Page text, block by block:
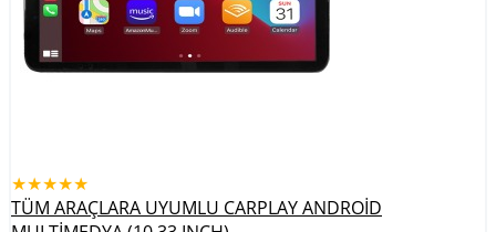
★★★★★
TÜM ARAÇLARA UYUMLU CARPLAY ANDROİD